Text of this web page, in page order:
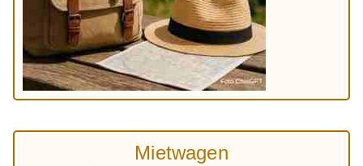
Mietwagen